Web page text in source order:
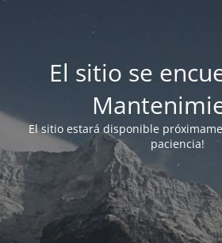
El sitio se
El sitio estará disponible
paciencia!